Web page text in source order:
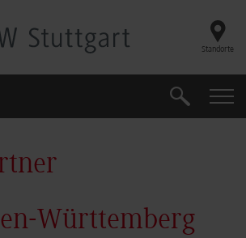
Standorte
Suche
Württemberg